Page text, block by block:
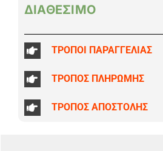
ΔΙΑΘΕΣΙΜΟ
ΤΡΟΠΟΙ ΠΑΡΑΓΓΕΛΙΑΣ
ΤΡΟΠΟΣ ΠΛΗΡΩΜΗΣ
ΤΡΟΠΟΣ ΑΠΟΣΤΟΛΗΣ